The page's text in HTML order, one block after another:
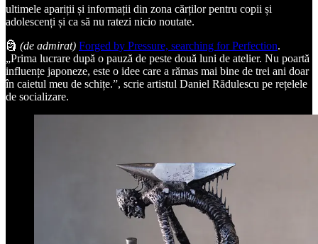
ultimele apariții și informații din zona cărților pentru copii și
adolescenți și ca să nu ratezi nicio noutate.
🗿 (de admirat) Forged by Pressure, searching for Perfection.
„Prima lucrare după o pauză de peste două luni de atelier. Nu poartă
influențe japoneze, este o idee care a rămas mai bine de trei ani doar
în caietul meu de schițe.”, scrie artistul Daniel Rădulescu pe rețelele
de socializare.